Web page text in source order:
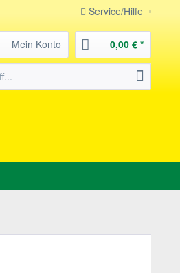
Service/Hilfe
Mein Konto 0,00 € *